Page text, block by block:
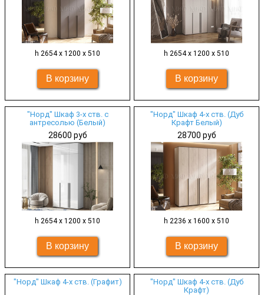
h 2654 х 1200 х 510 h 2654 х 1200 х 510
"Норд" Шкаф 3-х ств. с
антресолью (Белый)
28600 руб
h 2654 х 1200 х 510
"Норд" Шкаф 4-х ств. (Дуб
Крафт Белый)
28700 руб
h 2236 х 1600 х 510
"Норд" Шкаф 4-х ств. (Графит)
"Норд" Шкаф 4-х ств. (Дуб
Крафт)